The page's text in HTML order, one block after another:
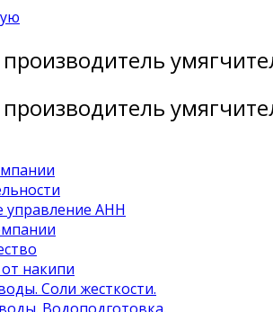
АНН
накипи
Соли жесткости.